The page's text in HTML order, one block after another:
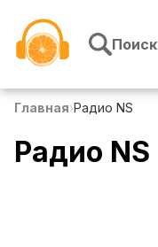
Поиск
Главная›Радио NS
Радио NS